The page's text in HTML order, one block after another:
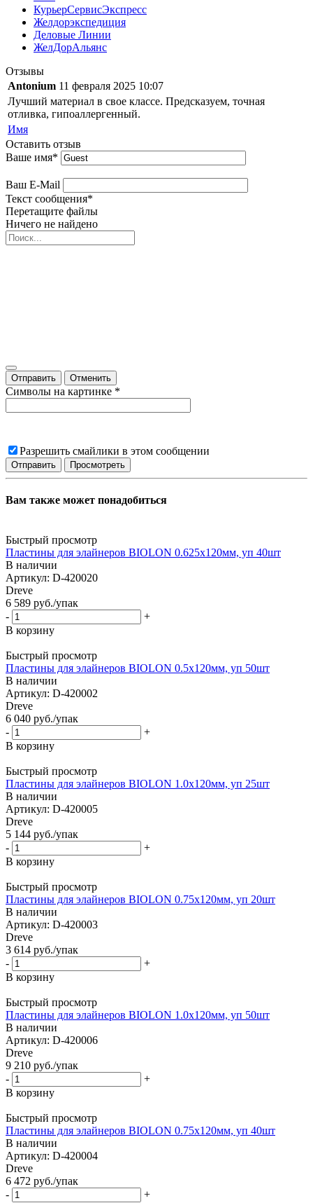
КурьерСервисЭкспресс
Желдорэкспедиция
Деловые Линии
ЖелДорАльянс
Отзывы
Antonium 11 февраля 2025 10:07
Лучший материал в свое классе. Предсказуем, точная
отливка, гипоаллергенный.
Имя
Оставить отзыв
Ваше имя*
Ваш E-Mail
Текст сообщения*
Перетащите файлы
Ничего не найдено
Отправить Отменить
Символы на картинке *
Разрешить смайлики в этом сообщении
Вам также может понадобиться
Быстрый просмотр
Пластины для элайнеров BIOLON 0.625x120мм, уп 40шт
В наличии
Артикул: D-420020
Dreve
6 589 руб./упак
-
+
В корзину
Быстрый просмотр
Пластины для элайнеров BIOLON 0.5х120мм, уп 50шт
В наличии
Артикул: D-420002
Dreve
6 040 руб./упак
-
+
В корзину
Быстрый просмотр
Пластины для элайнеров BIOLON 1.0х120мм, уп 25шт
В наличии
Артикул: D-420005
Dreve
5 144 руб./упак
-
+
В корзину
Быстрый просмотр
Пластины для элайнеров BIOLON 0.75x120мм, уп 20шт
В наличии
Артикул: D-420003
Dreve
3 614 руб./упак
-
+
В корзину
Быстрый просмотр
Пластины для элайнеров BIOLON 1.0x120мм, уп 50шт
В наличии
Артикул: D-420006
Dreve
9 210 руб./упак
-
+
В корзину
Быстрый просмотр
Пластины для элайнеров BIOLON 0.75х120мм, уп 40шт
В наличии
Артикул: D-420004
Dreve
6 472 руб./упак
-
+